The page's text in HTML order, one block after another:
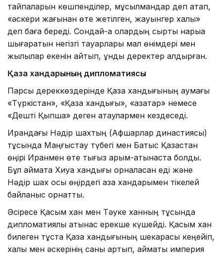
тайпаларын көшпенділер, мұсылмандар деп атап,
«әскери жағынан өте жетілген, жауынгер халық»
деп баға береді. Сондай-ақ олардың сыртқы нарыққа
шығаратын негізгі тауарлары мал өнімдері мен
жылқылар екенін айтып, құнды деректер қалдырған.
Қазақ хандарының дипломатиясы
Парсы дереккөздерінде Қазақ хандығының аумағы
«Түркістан», «Қазақ хандығы», «қазақтар» немесе
«Дешті Қыпшақ» деген атаулармен кездеседі.
Ирандағы Нәдір шахтың (Афшарлар династиясы)
тұсында Маңғыстау түбегі мен Батыс Қазақстан
өңірі Иранмен өте тығыз қарым-қатынаста болды.
Бұл аймақта Хиуа хандығы орналасқан еді және
Нәдір шах осы өңірдегі қазақ хандарымен тікелей
байланыс орнатты.
Әсіресе Қасым хан мен Тәуке ханның тұсында
дипломатиялық қатынас ерекше күшейді. Қасым хан
билеген тұста Қазақ хандығының шекарасы кеңейіп,
халқы мен әскерінің саны артып, аймақтық империя